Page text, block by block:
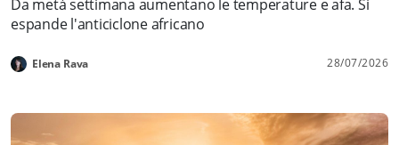
Da metà settimana aumentano le temperature e afa. Si
espande l'anticiclone africano
Elena Rava 28/07/2026